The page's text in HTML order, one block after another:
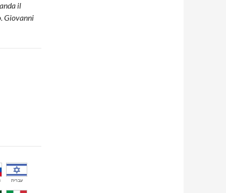
il
Giovanni
עברית